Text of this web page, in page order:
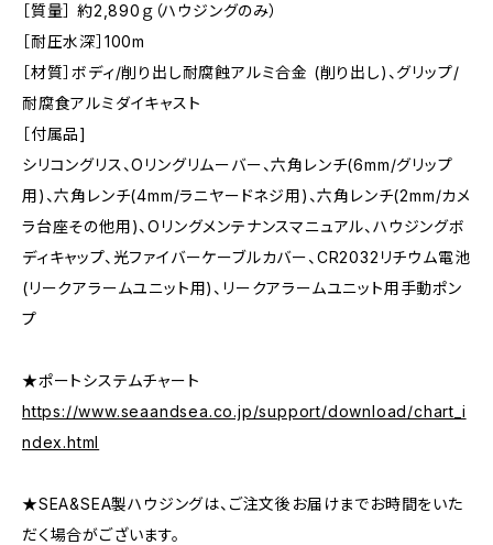
［質量］ 約2,890ｇ（ハウジングのみ）
［耐圧水深］100m
［材質］ボディ/削り出し耐腐蝕アルミ合金 (削り出し)、グリップ/
耐腐食アルミダイキャスト
［付属品]
シリコングリス、Oリングリムーバー、六角レンチ(6mm/グリップ
用)、六角レンチ(4mm/ラニヤードネジ用)、六角レンチ(2mm/カメ
ラ台座その他用)、Oリングメンテナンスマニュアル、ハウジングボ
ディキャップ、光ファイバーケーブルカバー、CR2032リチウム電池
(リークアラームユニット用)、リークアラームユニット用手動ポン
プ
★ポートシステムチャート
https://www.seaandsea.co.jp/support/download/chart_i
ndex.html
★SEA&SEA製ハウジングは、ご注文後お届けまでお時間をいた
だく場合がございます。